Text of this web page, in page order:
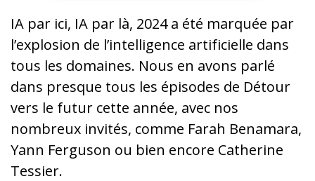
IA par ici, IA par là, 2024 a été marquée par
l’explosion de l’intelligence artificielle dans
tous les domaines. Nous en avons parlé
dans presque tous les épisodes de Détour
vers le futur cette année, avec nos
nombreux invités, comme Farah Benamara,
Yann Ferguson ou bien encore Catherine
Tessier.